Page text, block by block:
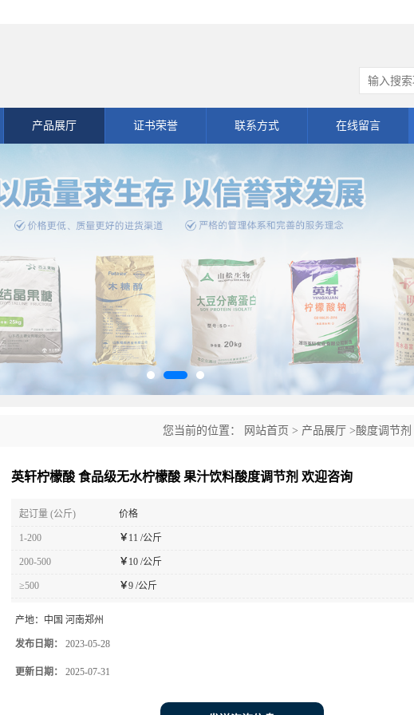
产品展厅 证书荣誉 联系方式 在线留言
您当前的位置： 网站首页 > 产品展厅 >酸度调节剂
英轩柠檬酸 食品级无水柠檬酸 果汁饮料酸度调节剂 欢迎咨询
起订量 (公斤) 价格
1-200 ￥ 11 /公斤
200-500 ￥ 10 /公斤
≥500 ￥9 /公斤
产地： 中国 河南郑州
发布日期： 2023-05-28
更新日期： 2025-07-31